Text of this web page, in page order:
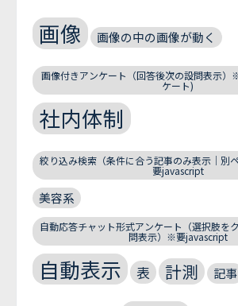
画像 画像の中の画像が動く
画像付きアンケート（回答後次の設問表示
ケート)
社内体制
絞り込み検索（条件に合う記事のみ表示｜別
要javascript
美容系
自動応答チャット形式アンケート（選択肢を
問表示）※要javascript
自動表示 表 計測 記事